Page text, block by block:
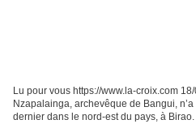
Lu pour vous https://www.la-croix.com
Nzapalainga, archevêque de Bangui,
dernier dans le nord-est du pays, à